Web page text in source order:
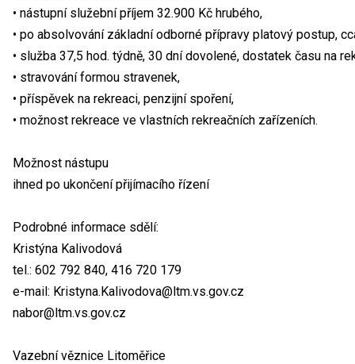
• nástupní služební příjem 32.900 Kč hrubého,
• po absolvování základní odborné přípravy platový postup,
• služba 37,5 hod. týdně, 30 dní dovolené, dostatek času na
• stravování formou stravenek,
• příspěvek na rekreaci, penzijní spoření,
• možnost rekreace ve vlastních rekreačních zařízeních.
Možnost nástupu
ihned po ukončení přijímacího řízení
Podrobné informace sdělí:
Kristýna Kalivodová
tel.: 602 792 840, 416 720 179
e-mail: Kristyna.Kalivodova@ltm.vs.gov.cz
nabor@ltm.vs.gov.cz
Vazební věznice Litoměřice